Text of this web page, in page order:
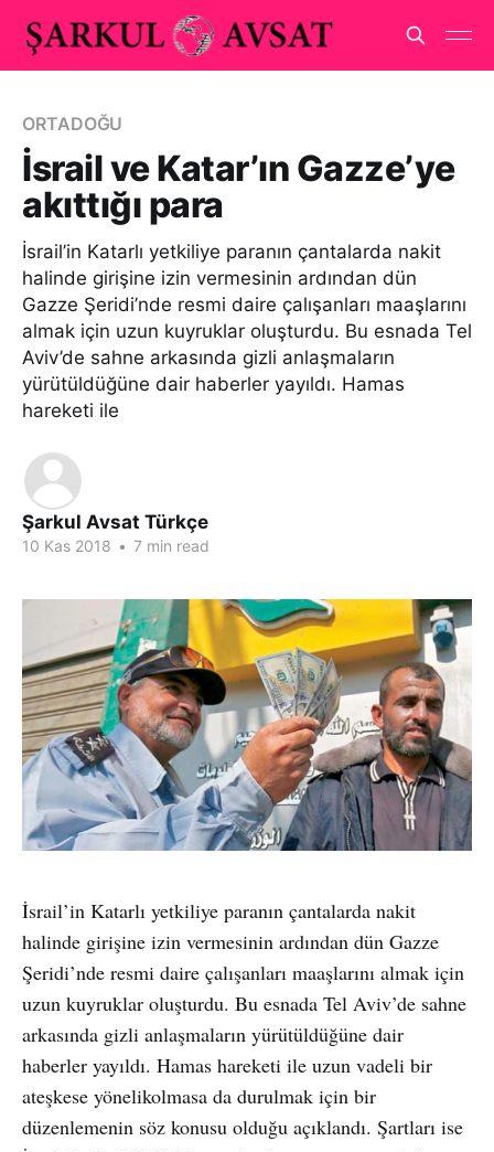
ORTADOĞU
İsrail ve Katar’ın Gazze’ye
akıttığı para
İsrail’in Katarlı yetkiliye paranın çantalarda nakit
halinde girişine izin vermesinin ardından dün
Gazze Şeridi’nde resmi daire çalışanları maaşlarını
almak için uzun kuyruklar oluşturdu. Bu esnada Tel
Aviv’de sahne arkasında gizli anlaşmaların
yürütüldüğüne dair haberler yayıldı. Hamas
hareketi ile
Şarkul Avsat Türkçe
10 Kas 2018 • 7 min read
İsrail’in Katarlı yetkiliye paranın çantalarda nakit
halinde girişine izin vermesinin ardından dün Gazze
Şeridi’nde resmi daire çalışanları maaşlarını almak için
uzun kuyruklar oluşturdu. Bu esnada Tel Aviv’de sahne
arkasında gizli anlaşmaların yürütüldüğüne dair
haberler yayıldı. Hamas hareketi ile uzun vadeli bir
ateşkese yönelikolmasa da durulmak için bir
düzenlemenin söz konusu olduğu açıklandı. Şartları ise